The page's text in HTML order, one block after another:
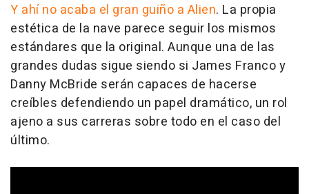
Y ahí no acaba el gran guiño a Alien. La propia
estética de la nave parece seguir los mismos
estándares que la original. Aunque una de las
grandes dudas sigue siendo si James Franco y
Danny McBride serán capaces de hacerse
creíbles defendiendo un papel dramático, un rol
ajeno a sus carreras sobre todo en el caso del
último.